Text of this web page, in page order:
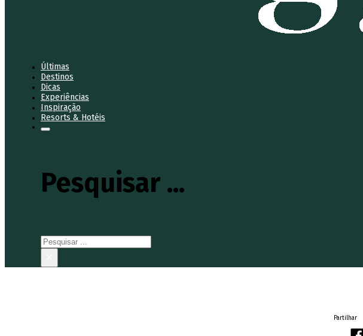
Últimas
Destinos
Dicas
Experiências
Inspiração
Resorts & Hotéis
Pesquisar ...
Pesquisar
Partilhar